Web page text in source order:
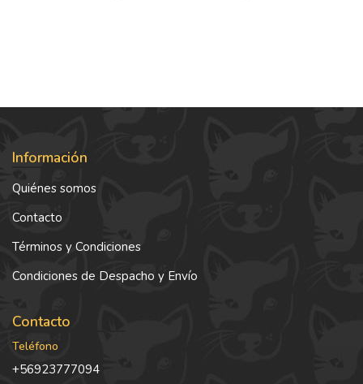
Información
Quiénes somos
Contacto
Términos y Condiciones
Condiciones de Despacho y Envío
Contacto
Teléfono
+56923777094